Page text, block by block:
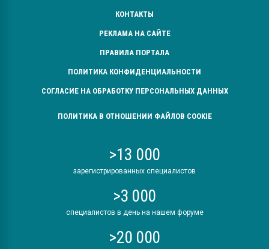
КОНТАКТЫ
РЕКЛАМА НА САЙТЕ
ПРАВИЛА ПОРТАЛА
ПОЛИТИКА КОНФИДЕНЦИАЛЬНОСТИ
СОГЛАСИЕ НА ОБРАБОТКУ ПЕРСОНАЛЬНЫХ ДАННЫХ
ПОЛИТИКА В ОТНОШЕНИИ ФАЙЛОВ COOKIE
>13 000
зарегистрированных специалистов
>3 000
специалистов в день на нашем форуме
>20 000